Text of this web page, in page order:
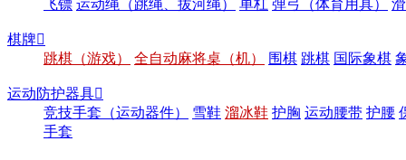
飞镖 运动绳（跳绳、拔河绳） 单杠 弹弓（体育用具）
棋牌
跳棋（游戏）
全自动麻将桌（机） 围棋 跳棋 国际象棋
运动防护器具
竞技手套（运动器件）
雪鞋 溜冰鞋 护胸 运动腰带 护腰
手套